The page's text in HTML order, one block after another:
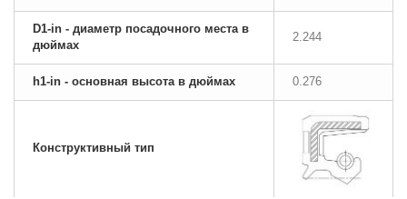
D1-in - диаметр посадочного места в
дюймах
2.244
h1-in - основная высота в дюймах 0.276
Конструктивный тип